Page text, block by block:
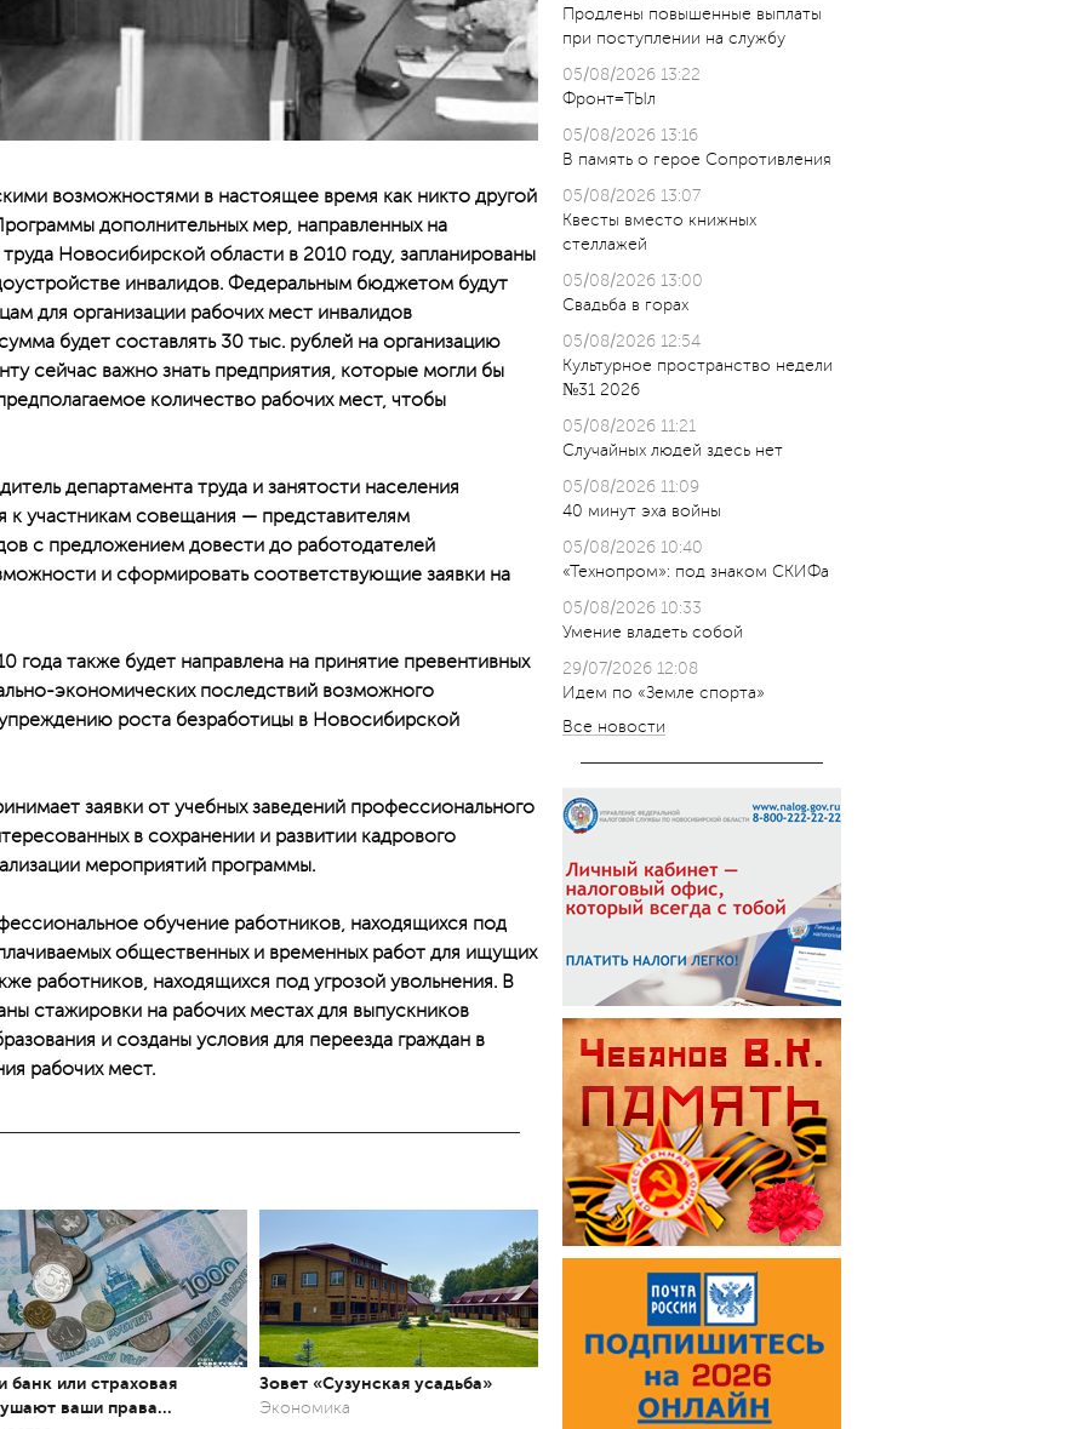
возможностями в настоящее время как никто другой
дополнительных мер, направленных на
Новосибирской области в 2010 году, запланированы
инвалидов. Федеральным бюджетом будут
для организации рабочих мест инвалидов
будет составлять 30 тыс. рублей на организацию
сейчас важно знать предприятия, которые могли бы
количество рабочих мест, чтобы
департамента труда и занятости населения
участникам совещания — представителям
с предложением довести до работодателей
и сформировать соответствующие заявки на
года также будет направлена на принятие превентивных
экономических последствий возможного
роста безработицы в Новосибирской
заявки от учебных заведений профессионального
в сохранении и развитии кадрового
мероприятий программы.
обучение работников, находящихся под
общественных и временных работ для ищущих
работников, находящихся под угрозой увольнения. В
стажировки на рабочих местах для выпускников
и созданы условия для переезда граждан в
рабочих мест.
банк или страховая
ваши права…
Зовет «Сузунская усадьба»
Экономика
Продлены повышенные выплаты
при поступлении на службу
05/08/2026 13:22
Фронт=ТЫл
05/08/2026 13:16
В память о герое Сопротивления
05/08/2026 13:07
Квесты вместо книжных
стеллажей
05/08/2026 13:00
Свадьба в горах
05/08/2026 12:54
Культурное пространство недели
№31 2026
05/08/2026 11:21
Случайных людей здесь нет
05/08/2026 11:09
40 минут эха войны
05/08/2026 10:40
«Технопром»: под знаком СКИФа
05/08/2026 10:33
Умение владеть собой
29/07/2026 12:08
Идем по «Земле спорта»
Все новости